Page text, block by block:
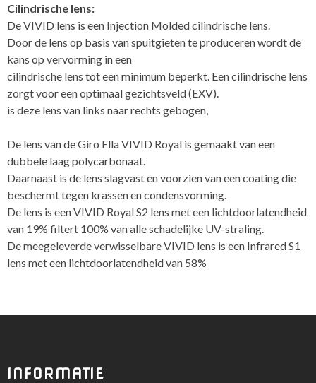
Cilindrische lens:
De VIVID lens is een Injection Molded cilindrische lens.
Door de lens op basis van spuitgieten te produceren wordt de
kans op vervorming in een
cilindrische lens tot een minimum beperkt. Een cilindrische lens
zorgt voor een optimaal gezichtsveld (EXV).
is deze lens van links naar rechts gebogen,
De lens van de Giro Ella VIVID Royal is gemaakt van een
dubbele laag polycarbonaat.
Daarnaast is de lens slagvast en voorzien van een coating die
beschermt tegen krassen en condensvorming.
De lens is een VIVID Royal S2 lens met een lichtdoorlatendheid
van 19% filtert 100% van alle schadelijke UV-straling.
De meegeleverde verwisselbare VIVID lens is een Infrared S1
lens met een lichtdoorlatendheid van 58%
INFORMATIE